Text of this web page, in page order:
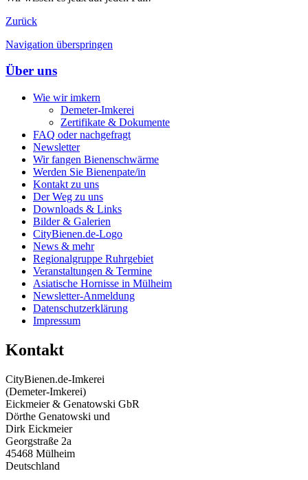
Zurück
Navigation überspringen
Über uns
Wie wir imkern
Demeter-Imkerei
Zertifikate & Dokumente
FAQ oder nachgefragt
Newsletter
Wir fangen Bienenschwärme
Werden Sie Bienenpate/in
Kontakt zu uns
Der Weg zu uns
Downloads & Links
Bilder & Galerien
CityBienen.de-Logo
News & mehr
Regionalgruppe Ruhrgebiet
Veranstaltungen & Termine
Asiatische Hornisse in Mülheim
Newsletter-Anmeldung
Datenschutzerklärung
Impressum
Kontakt
CityBienen.de-Imkerei
(Demeter-Imkerei)
Eickmeier & Genatowski GbR
Dörthe Genatowski und
Dirk Eickmeier
Georgstraße 2a
45468 Mülheim
Deutschland